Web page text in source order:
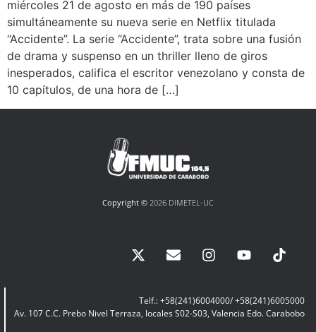
miércoles 21 de agosto en más de 190 países
simultáneamente su nueva serie en Netflix titulada
“Accidente”. La serie “Accidente”, trata sobre una fusión
de drama y suspenso en un thriller lleno de giros
inesperados, califica el escritor venezolano y consta de
10 capítulos, de una hora de […]
Copyright © 2026 DIMETEL-UC
Telf.: +58(241)6004000/ +58(241)6005000
Av. 107 C.C. Prebo Nivel Terraza, locales S02-S03, Valencia Edo. Carabobo